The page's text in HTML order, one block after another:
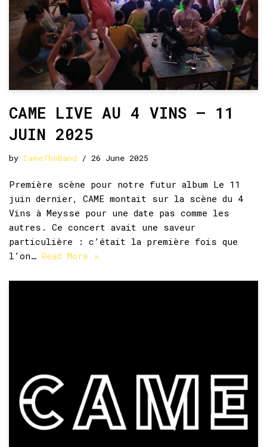
CAME LIVE AU 4 VINS – 11
JUIN 2025
by CameTheBand 26 June 2025
Première scène pour notre futur album Le 11
juin dernier, CAME montait sur la scène du 4
Vins à Meysse pour une date pas comme les
autres. Ce concert avait une saveur
particulière : c’était la première fois que
l’on… Read More »